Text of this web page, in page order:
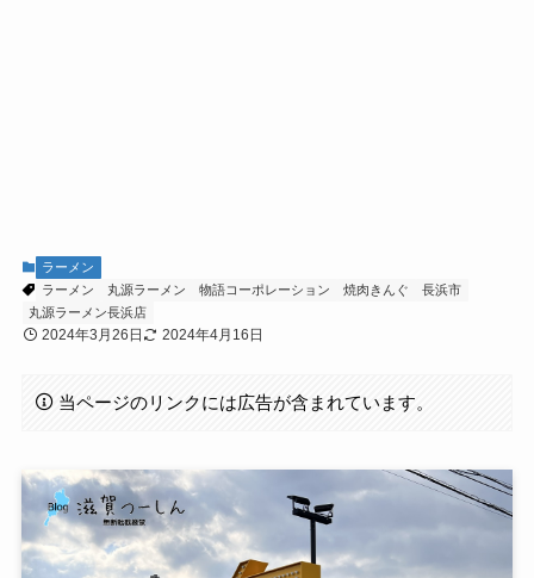
ラーメン
ラーメン
丸源ラーメン 物語コーポレーション 焼肉きんぐ
長浜市
丸源ラーメン長浜店
2024年3月26日 2024年4月16日
当ページのリンクには広告が含まれています。